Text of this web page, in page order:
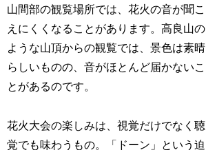
山間部の観覧場所では、花火の音が聞こ
えにくくなることがあります。高良山の
ような山頂からの観覧では、景色は素晴
らしいものの、音がほとんど届かないこ
とがあるのです。
花火大会の楽しみは、視覚だけでなく聴
覚でも味わうもの。「ドーン」という迫